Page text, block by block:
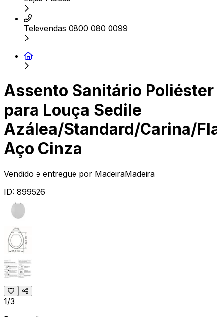
Televendas 0800 080 0099
Assento Sanitário Poliéster
para Louça Sedile
Azálea/Standard/Carina/
Aço Cinza
Vendido e entregue por MadeiraMadeira
ID: 899526
1/3